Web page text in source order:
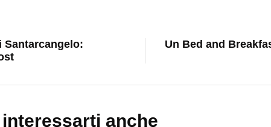
Santarcangelo:
Un Bed and
anche